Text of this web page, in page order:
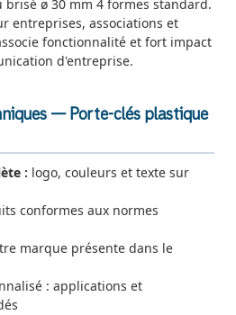
brisé ø 30 mm 4 formes standard.
entreprises, associations et
fonctionnalité et fort impact
d'entreprise.
— Porte-clés plastique
: logo, couleurs et texte sur
conformes aux normes
marque présente dans le
: applications et